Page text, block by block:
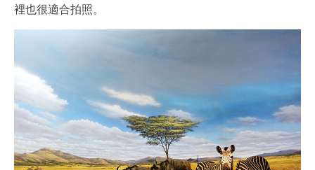
裡也很適合拍照。